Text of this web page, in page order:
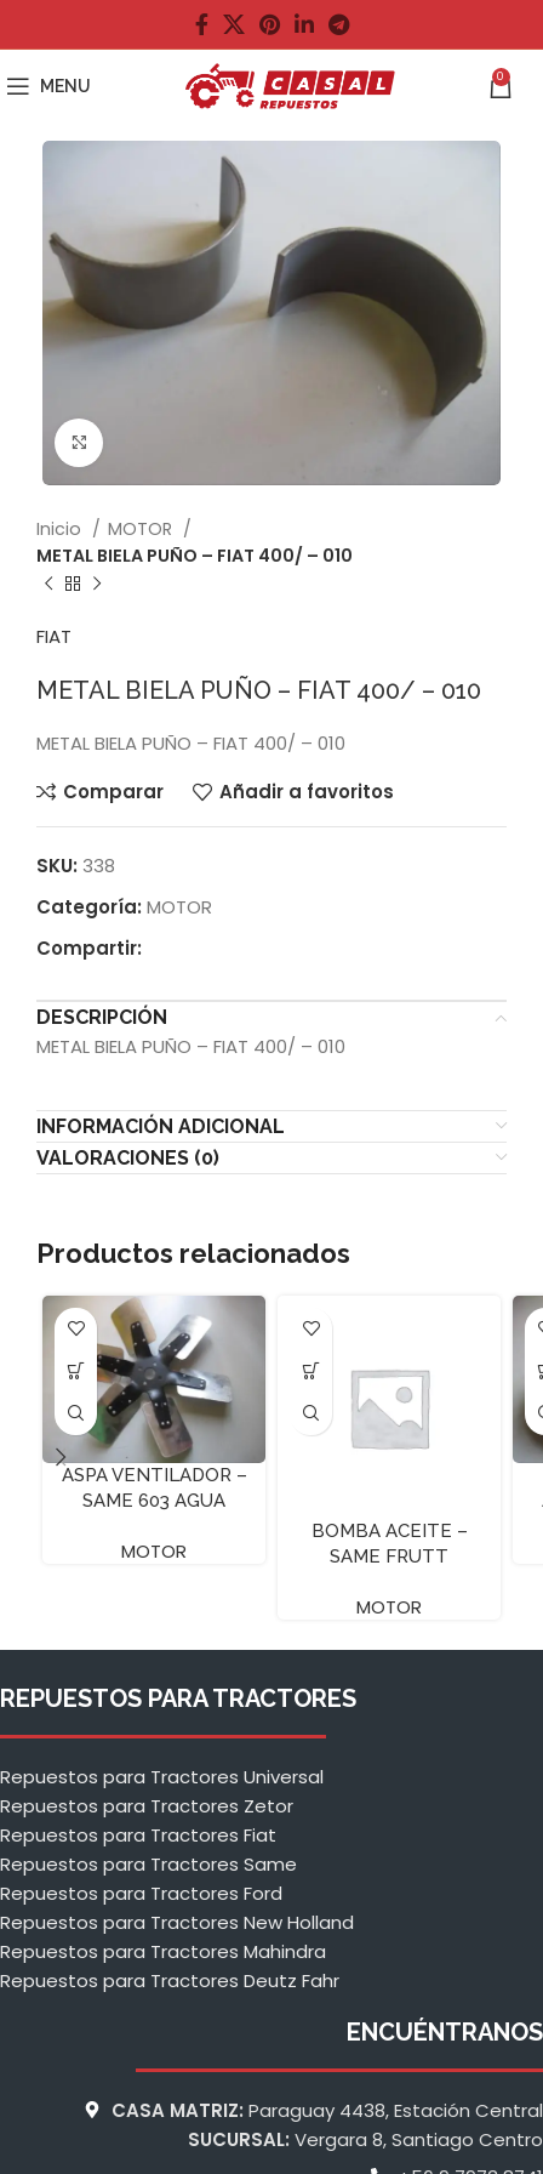
MENU 0
Inicio
MOTOR
METAL BIELA PUÑO – FIAT 400/ – 010
FIAT
METAL BIELA PUÑO – FIAT 400/ – 010
METAL BIELA PUÑO – FIAT 400/ – 010
Comparar
Añadir a favoritos
SKU: 338
Categoría: MOTOR
Compartir:
DESCRIPCIÓN
METAL BIELA PUÑO – FIAT 400/ – 010
INFORMACIÓN ADICIONAL
VALORACIONES (0)
Productos relacionados
ASPA VENTILADOR –
SAME 603 AGUA
MOTOR
BOMBA ACEITE –
SAME FRUTT
MOTOR
REPUESTOS PARA TRACTORES
Repuestos para Tractores Universal
Repuestos para Tractores Zetor
Repuestos para Tractores Fiat
Repuestos para Tractores Same
Repuestos para Tractores Ford
Repuestos para Tractores New Holland
Repuestos para Tractores Mahindra
Repuestos para Tractores Deutz Fahr
ENCUÉNTRANOS
CASA MATRIZ: Paraguay 4438, Estación Central
SUCURSAL: Vergara 8, Santiago Centro